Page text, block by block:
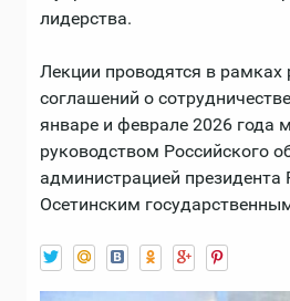
лидерства.
Лекции проводятся в рамках
соглашений о
январе и феврале 2026 года
руководством Российского
администрацией
Осетинским